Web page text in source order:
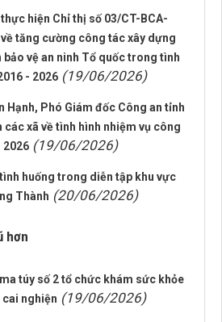
hiện Chỉ thị số 03/CT-BCA-
tăng cường công tác xây dựng
vệ an ninh Tổ quốc trong tình
- 2026 (19/06/2026)
Hạnh, Phó Giám đốc Công an tỉnh
các xã về tình hình nhiệm vụ công
2026 (19/06/2026)
huống trong diễn tập khu vực
Thành (20/06/2026)
hơn
túy số 2 tổ chức khám sức khỏe
nghiện (19/06/2026)